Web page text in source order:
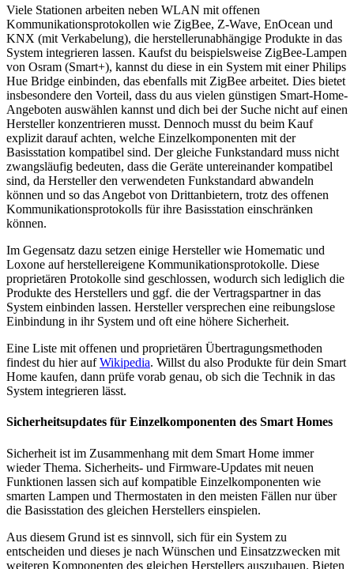
Viele Stationen arbeiten neben WLAN mit offenen
Kommunikationsprotokollen wie ZigBee, Z-Wave, EnOcean und
KNX (mit Verkabelung), die herstellerunabhängige Produkte in das
System integrieren lassen. Kaufst du beispielsweise ZigBee-Lampen
von Osram (Smart+), kannst du diese in ein System mit einer Philips
Hue Bridge einbinden, das ebenfalls mit ZigBee arbeitet. Dies bietet
insbesondere den Vorteil, dass du aus vielen günstigen Smart-Home-
Angeboten auswählen kannst und dich bei der Suche nicht auf einen
Hersteller konzentrieren musst. Dennoch musst du beim Kauf
explizit darauf achten, welche Einzelkomponenten mit der
Basisstation kompatibel sind. Der gleiche Funkstandard muss nicht
zwangsläufig bedeuten, dass die Geräte untereinander kompatibel
sind, da Hersteller den verwendeten Funkstandard abwandeln
können und so das Angebot von Drittanbietern, trotz des offenen
Kommunikationsprotokolls für ihre Basisstation einschränken
können.
Im Gegensatz dazu setzen einige Hersteller wie Homematic und
Loxone auf herstellereigene Kommunikationsprotokolle. Diese
proprietären Protokolle sind geschlossen, wodurch sich lediglich die
Produkte des Herstellers und ggf. die der Vertragspartner in das
System einbinden lassen. Hersteller versprechen eine reibungslose
Einbindung in ihr System und oft eine höhere Sicherheit.
Eine Liste mit offenen und proprietären Übertragungsmethoden
findest du hier aufWikipedia. Willst du also Produkte für dein Smart
Home kaufen, dann prüfe vorab genau, ob sich die Technik in das
System integrieren lässt.
Sicherheitsupdates für Einzelkomponenten des Smart Homes
Sicherheit ist im Zusammenhang mit dem Smart Home immer
wieder Thema. Sicherheits- und Firmware-Updates mit neuen
Funktionen lassen sich auf kompatible Einzelkomponenten wie
smarten Lampen und Thermostaten in den meisten Fällen nur über
die Basisstation des gleichen Herstellers einspielen.
Aus diesem Grund ist es sinnvoll, sich für ein System zu
entscheiden und dieses je nach Wünschen und Einsatzzwecken mit
weiteren Komponenten des gleichen Herstellers auszubauen. Bieten